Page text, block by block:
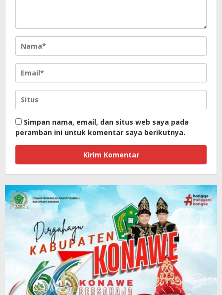
Simpan nama, email, dan situs web saya pada
peramban ini untuk komentar saya berikutnya.